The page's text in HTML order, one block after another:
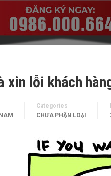
xin lỗi khách
Categories
CHƯA PHẬN LOẠI